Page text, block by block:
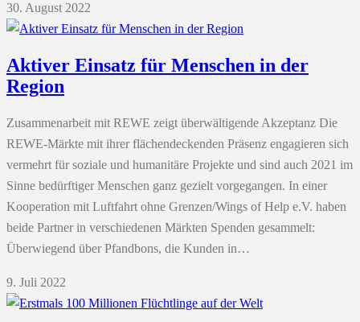
30. August 2022
Aktiver Einsatz für Menschen in der
Region
Zusammenarbeit mit REWE zeigt überwältigende Akzeptanz Die
REWE-Märkte mit ihrer flächendeckenden Präsenz engagieren sich
vermehrt für soziale und humanitäre Projekte und sind auch 2021 im
Sinne bedürftiger Menschen ganz gezielt vorgegangen. In einer
Kooperation mit Luftfahrt ohne Grenzen/Wings of Help e.V. haben
beide Partner in verschiedenen Märkten Spenden gesammelt:
Überwiegend über Pfandbons, die Kunden in…
9. Juli 2022